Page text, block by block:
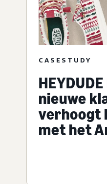
CASESTUDY
nieuwe
verhoogt
met het